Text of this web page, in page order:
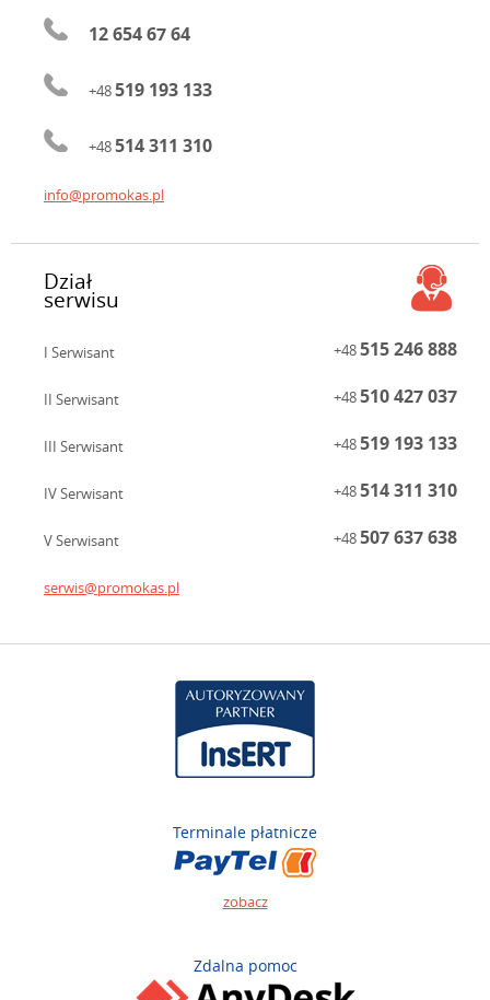
12 654 67 64
+48519 193 133
+48514 311 310
info@promokas.pl
Dział
serwisu
I Serwisant +48515 246 888
II Serwisant +48510 427 037
III Serwisant +48519 193 133
IV Serwisant +48514 311 310
V Serwisant +48507 637 638
serwis@promokas.pl
Terminale płatnicze
zobacz
Zdalna pomoc